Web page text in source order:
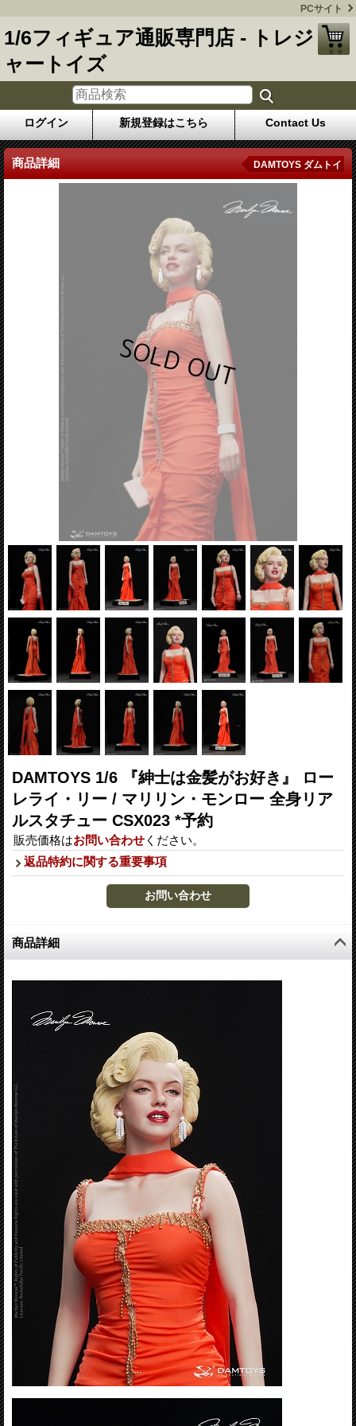
PCサイト
1/6フィギュア通販専門店 - トレジ
ャートイズ
ログイン 新規登録はこちら Contact Us
商品詳細 DAMTOYS ダムトイ
DAMTOYS 1/6 『紳士は金髪がお好き』 ロー
レライ・リー / マリリン・モンロー 全身リア
ルスタチュー CSX023 *予約
販売価格はお問い合わせ ください。
返品特約に関する重要事項
商品詳細